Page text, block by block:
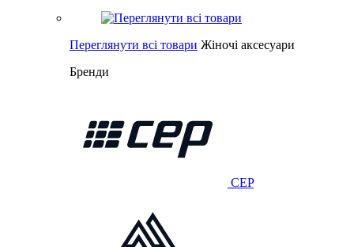
Переглянути всі товари Жіночі аксесуари
Бренди
CEP